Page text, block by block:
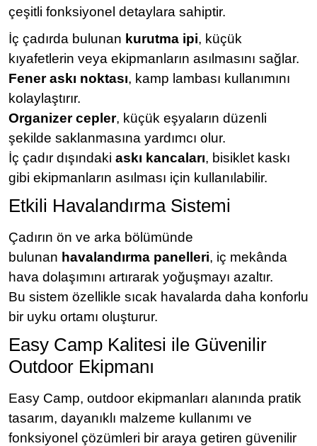
çeşitli fonksiyonel detaylara sahiptir.
İç çadırda bulunan kurutma ipi, küçük
kıyafetlerin veya ekipmanların asılmasını sağlar.
Fener askı noktası, kamp lambası kullanımını
kolaylaştırır.
Organizer cepler, küçük eşyaların düzenli
şekilde saklanmasına yardımcı olur.
İç çadır dışındaki askı kancaları, bisiklet kaskı
gibi ekipmanların asılması için kullanılabilir.
Etkili Havalandırma Sistemi
Çadırın ön ve arka bölümünde
bulunan havalandırma panelleri, iç mekânda
hava dolaşımını artırarak yoğuşmayı azaltır.
Bu sistem özellikle sıcak havalarda daha konforlu
bir uyku ortamı oluşturur.
Easy Camp Kalitesi ile Güvenilir
Outdoor Ekipmanı
Easy Camp, outdoor ekipmanları alanında pratik
tasarım, dayanıklı malzeme kullanımı ve
fonksiyonel çözümleri bir araya getiren güvenilir